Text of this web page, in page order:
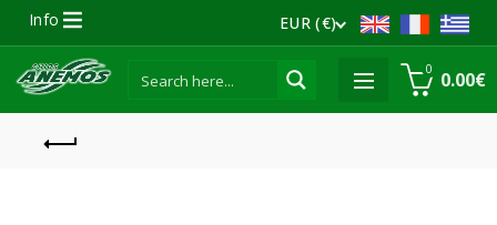
EUR (€)
Info
0 0.00€